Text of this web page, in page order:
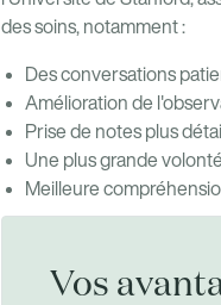
des soins, notamment :
Des conversations
Amélioration de
Prise de notes plus
Une plus grande
Meilleure
Vos